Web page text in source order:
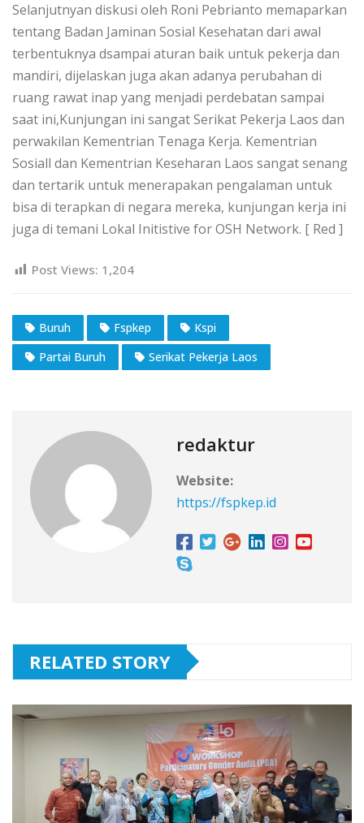
Selanjutnyan diskusi oleh Roni Pebrianto memaparkan
tentang Badan Jaminan Sosial Kesehatan dari awal
terbentuknya dsampai aturan baik untuk pekerja dan
mandiri, dijelaskan juga akan adanya perubahan di
ruang rawat inap yang menjadi perdebatan sampai
saat ini,Kunjungan ini sangat Serikat Pekerja Laos dan
perwakilan Kementrian Tenaga Kerja. Kementrian
Sosiall dan Kementrian Keseharan Laos sangat senang
dan tertarik untuk menerapakan pengalaman untuk
bisa di terapkan di negara mereka, kunjungan kerja ini
juga di temani Lokal Initistive for OSH Network. [ Red ]
Post Views: 1,204
Buruh Fspkep
Kspi
Partai Buruh
Serikat Pekerja Laos
redaktur
Website:
https://fspkep.id
RELATED STORY